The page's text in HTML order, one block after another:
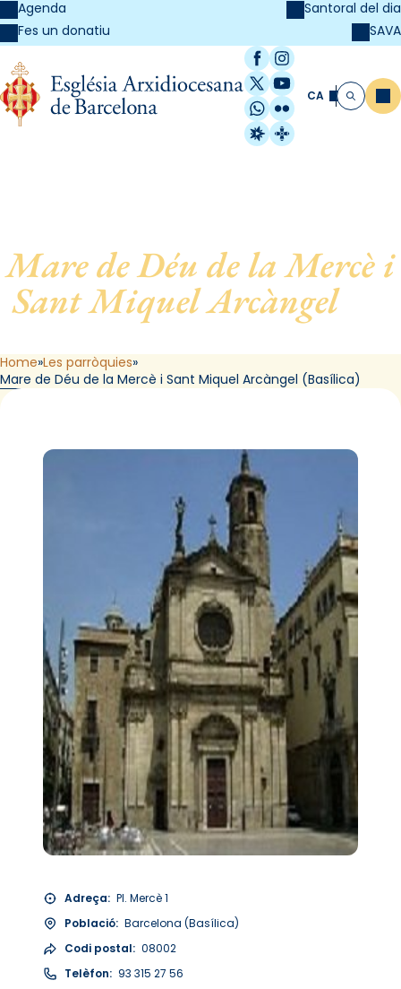
Agenda
Fes un donatiu
Santoral del dia
SAVA
Facebook
Instagram
X / Twitter
YouTube
WhatsApp
Flickr
Radio Estel
Catalunya
CA Cerca
Mare de Déu de la Mercè i
Sant Miquel Arcàngel, de
Barcelona (Basílica)
Home Les parròquies
Mare de Déu de la Mercè i Sant Miquel Arcàngel (Basílica)
Adreça: Pl. Mercè 1
Població: Barcelona (Basílica)
Codi postal: 08002
Telèfon: 93 315 27 56